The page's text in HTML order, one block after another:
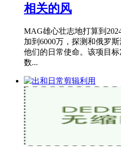
相关的风
MAG雄心壮志地打算到
加到6000万，探测和俄罗
他们的日常使命。该项目
数...